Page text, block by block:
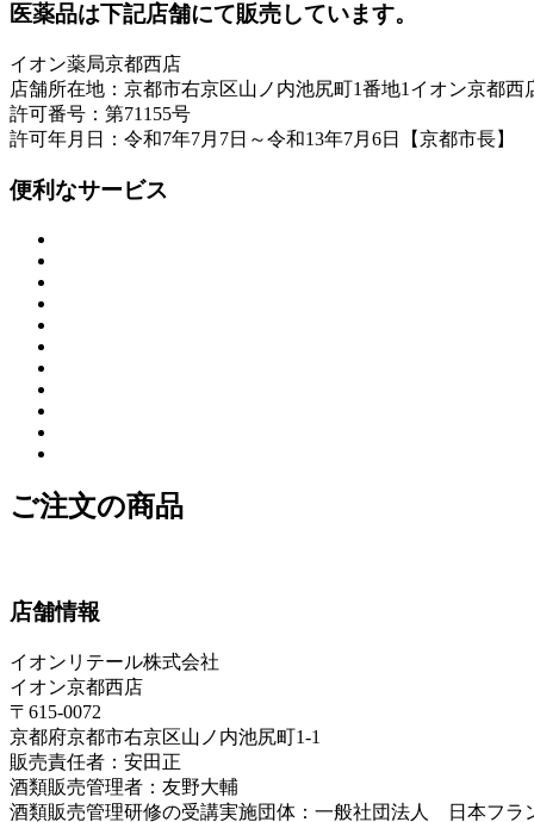
医薬品は下記店舗にて販売しています。
イオン薬局京都西店
店舗所在地：京都市右京区山ノ内池尻町1番地1イオン京都西
許可番号：第71155号
許可年月日：令和7年7月7日～令和13年7月6日【京都市長】
便利なサービス
ご注文の商品
店舗情報
イオンリテール株式会社
イオン京都西店
〒615-0072
京都府京都市右京区山ノ内池尻町1-1
販売責任者：安田正
酒類販売管理者：友野大輔
酒類販売管理研修の受講実施団体：一般社団法人 日本フラ